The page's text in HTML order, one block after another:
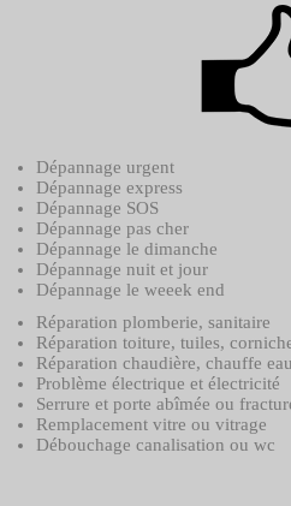
Dépannage urgent
Dépannage express
Dépannage SOS
Dépannage pas cher
Dépannage le dimanche
Dépannage nuit et jour
Dépannage le weeek end
Réparation plomberie, sanitaire
Réparation toiture, tuiles,
Réparation chaudière, chauffe
Problème électrique et électricité
Serrure et porte abîmée ou
Remplacement vitre ou vitrage
Débouchage canalisation ou wc